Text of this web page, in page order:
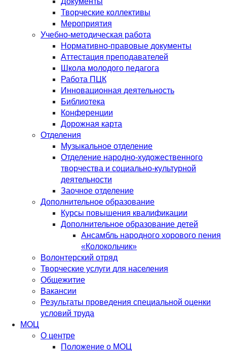
Творческие коллективы
Мероприятия
Учебно-методическая работа
Нормативно-правовые документы
Аттестация преподавателей
Школа молодого педагога
Работа ПЦК
Инновационная деятельность
Библиотека
Конференции
Дорожная карта
Отделения
Музыкальное отделение
Отделение народно-художественного
творчества и социально-культурной
деятельности
Заочное отделение
Дополнительное образование
Курсы повышения квалификации
Дополнительное образование детей
Ансамбль народного хорового пения
«Колокольчик»
Волонтерский отряд
Творческие услуги для населения
Общежитие
Вакансии
Результаты проведения специальной оценки
условий труда
МОЦ
О центре
Положение о МОЦ